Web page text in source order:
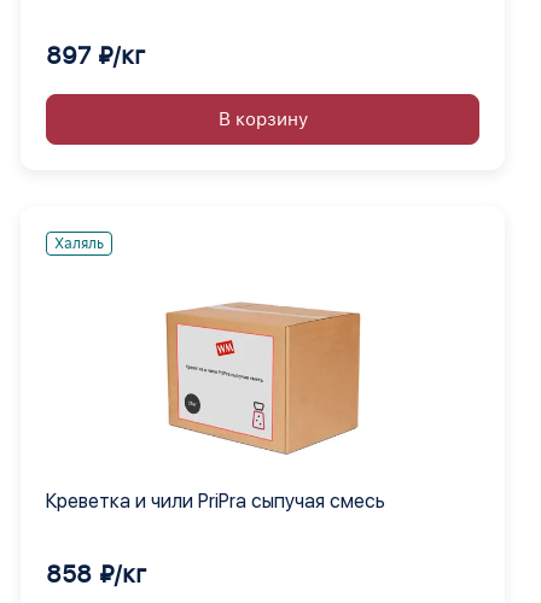
897 ₽/кг
В корзину
Халяль
Креветка и чили PriPra сыпучая смесь
858 ₽/кг